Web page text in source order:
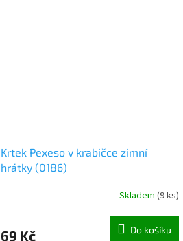
Krtek Pexeso v krabičce zimní
hrátky (0186)
Skladem (9 ks)
69 Kč Do košíku